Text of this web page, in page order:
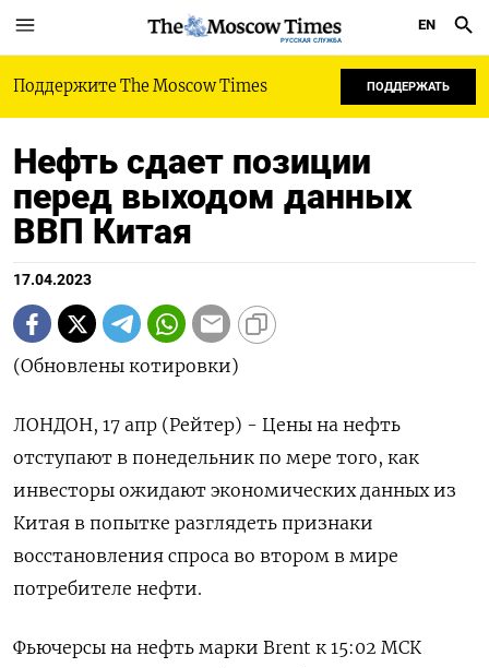
РУССКАЯ СЛУЖБА
EN
Поддержите The Moscow Times ПОДДЕРЖАТЬ
Нефть сдает позиции
перед выходом данных
ВВП Китая
17.04.2023
(Обновлены котировки)
ЛОНДОН, 17 апр (Рейтер) - Цены на нефть
отступают в понедельник по мере того, как
инвесторы ожидают экономических данных из
Китая в попытке разглядеть признаки
восстановления спроса во втором в мире
потребителе нефти.
Фьючерсы на нефть марки Brent к 15:02 МСК